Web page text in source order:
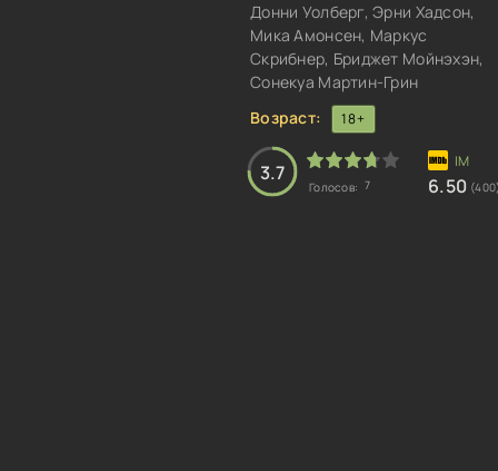
Донни Уолберг, Эрни Хадсон,
Мика Амонсен, Маркус
Скрибнер, Бриджет Мойнэхэн,
Сонекуа Мартин-Грин
Возраст:
18+
3.7
Голосов: 7 6.50